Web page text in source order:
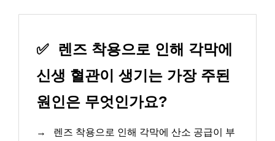
✅
렌즈 착용으로 인해 각막에
신생 혈관이 생기는 가장 주된
원인은 무엇인가요?
→
렌즈 착용으로 인해 각막에 산소 공급이 부